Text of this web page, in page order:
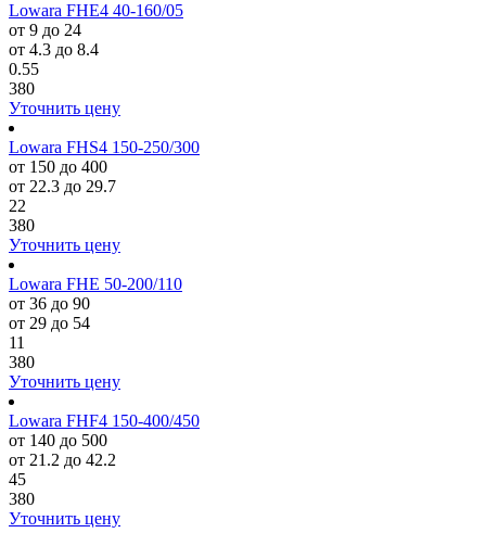
Lowara FHE4 40-160/05
от 9 до 24
от 4.3 до 8.4
0.55
380
Уточнить цену
Lowara FHS4 150-250/300
от 150 до 400
от 22.3 до 29.7
22
380
Уточнить цену
Lowara FHE 50-200/110
от 36 до 90
от 29 до 54
11
380
Уточнить цену
Lowara FHF4 150-400/450
от 140 до 500
от 21.2 до 42.2
45
380
Уточнить цену